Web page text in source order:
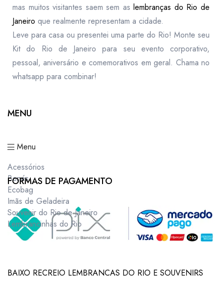
mas muitos visitantes saem sem aslembranças do Rio de
Janeiro que realmente representam a cidade.
Leve para casa ou presentei uma parte do Rio! Monte seu
Kit do Rio de Janeiro para seu evento corporativo,
pessoal, aniversário e comemorativos em geral. Chama no
whatsapp para combinar!
MENU
Menu
Acessórios
Bonés
Ecobag
Imãs de Geladeira
Souvenir do Rio de Janeiro
Lembrancinhas do Rio
FORMAS DE PAGAMENTO
BAIXO RECREIO LEMBRANCAS DO RIO E SOUVENIRS